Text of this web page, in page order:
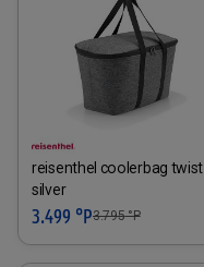
reisenthel coolerbag twist
silver
3.499 °P3.795°P